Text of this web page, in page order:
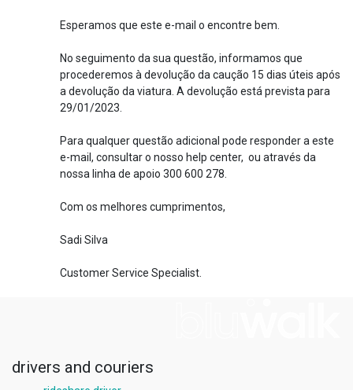
Esperamos que este e-mail o encontre bem.
No seguimento da sua questão, informamos que
procederemos à devolução da caução 15 dias úteis após
a devolução da viatura. A devolução está prevista para
29/01/2023.
Para qualquer questão adicional pode responder a este
e-mail, consultar o nosso help center, ou através da
nossa linha de apoio 300 600 278.
Com os melhores cumprimentos,
Sadi Silva
Customer Service Specialist.
drivers and couriers